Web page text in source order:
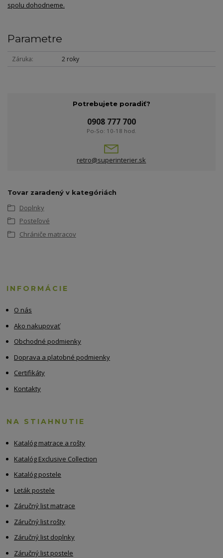
spolu dohodneme.
Parametre
Záruka 2 roky
Potrebujete poradiť?
0908 777 700
Po-So: 10-18 hod.
retro@superinterier.sk
Tovar zaradený v kategóriách
Doplnky
Posteľové
Chrániče matracov
INFORMÁCIE
O nás
Ako nakupovať
Obchodné podmienky
Doprava a platobné podmienky
Certifikáty
Kontakty
NA STIAHNUTIE
Katalóg matrace a rošty
Katalóg Exclusive Collection
Katalóg postele
Leták postele
Záručný list matrace
Záručný list rošty
Záručný list doplnky
Záručný list postele